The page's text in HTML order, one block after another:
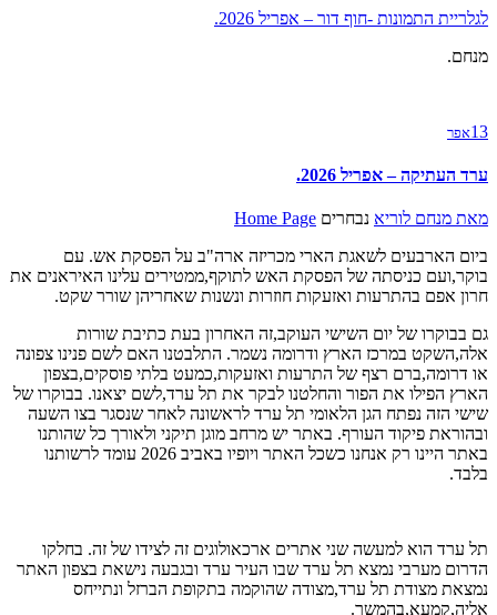
לגלריית התמונות -חוף דור – אפריל 2026.
מנחם.
13אפר
ערד העתיקה – אפריל 2026.
מאת מנחם לוריא נבחרים Home Page
ביום הארבעים לשאגת הארי מכריזה ארה"ב על הפסקת אש. עם
בוקר,ועם כניסתה של הפסקת האש לתוקף,ממטירים עלינו האיראנים את
חרון אפם בהתרעות ואזעקות חוזרות ונשנות שאחריהן שורר שקט.
גם בבוקרו של יום השישי העוקב,זה האחרון בעת כתיבת שורות
אלה,השקט במרכז הארץ ודרומה נשמר. התלבטנו האם לשם פנינו צפונה
או דרומה,ברם רצף של התרעות ואזעקות,כמעט בלתי פוסקים,בצפון
הארץ הפילו את הפור והחלטנו לבקר את תל ערד,לשם יצאנו. בבוקרו של
שישי הזה נפתח הגן הלאומי תל ערד לראשונה לאחר שנסגר בצו השעה
ובהוראת פיקוד העורף. באתר יש מרחב מוגן תיקני ולאורך כל שהותנו
באתר היינו רק אנחנו כשכל האתר ויופיו באביב 2026 עומד לרשותנו
בלבד.
תל ערד הוא למעשה שני אתרים ארכאולוגים זה לצידו של זה. בחלקו
הדרום מערבי נמצא תל ערד שבו העיר ערד ובגבעה נישאת בצפון האתר
נמצאת מצודת תל ערד,מצודה שהוקמה בתקופת הברזל ונתייחס
אליה,קמעא,בהמשך.